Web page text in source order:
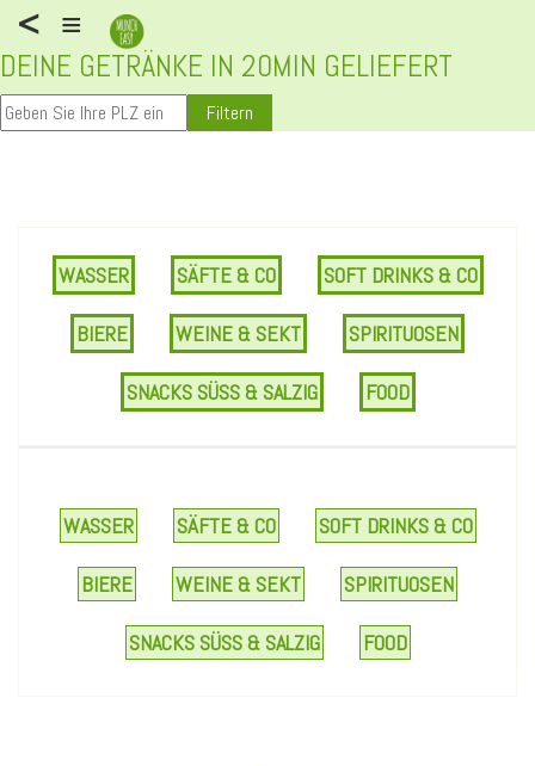
< ≡
DEINE GETRÄNKE IN 20MIN GELIEFERT
Filtern
WASSER SÄFTE & CO SOFT DRINKS & CO
BIERE WEINE & SEKT SPIRITUOSEN
SNACKS SÜSS & SALZIG FOOD
WASSER SÄFTE & CO SOFT DRINKS & CO
BIERE WEINE & SEKT SPIRITUOSEN
SNACKS SÜSS & SALZIG FOOD
Gerolsteiner
Medium 1L
Bionade
Holunder 500ml